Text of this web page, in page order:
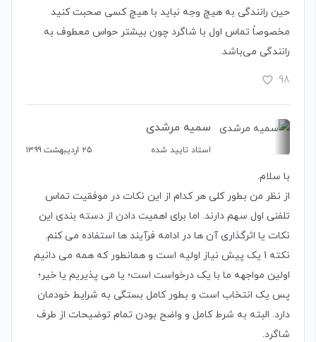
حین رانندگی به هیچ وجه نباید با هیچ کسی صحبت کنید
مخصوصاً تماس اول با شاگرد چون بیشتر حواس معطوف به
رانندگی می‌باشد.
98
سمیه مرشدی
استاد تایید شده ۲۵ اردیبهشت ۱۳۹۹
با سلام.
از نظر من بطور کلی هر کدام از این نکات در موفقیت تماس
تلفنی اول سهم دارند. اما برای اهمیت دادن از دسته بندی این
نکات یا اثرگذاری آن ها در ادامه فرآیند ها استفاده می کنم.
نکته 1 یک پیش نیاز اولیه است و همانطور که همه می دانیم
اولین مواجهه ما با یک درخواست است؛ یا می پذیریم یا خیر؛
پس یک انتخاب است و بطور کامل بستگی به شرایط خودمان
دارد. البته به شرط کامل و واضح بودن تمام توضیحات از طرف
شاگرد.